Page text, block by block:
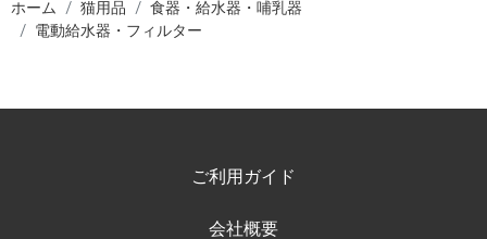
ホーム 猫用品
食器・給水器・哺乳器
電動給水器・フィルター
ご利用ガイド
会社概要